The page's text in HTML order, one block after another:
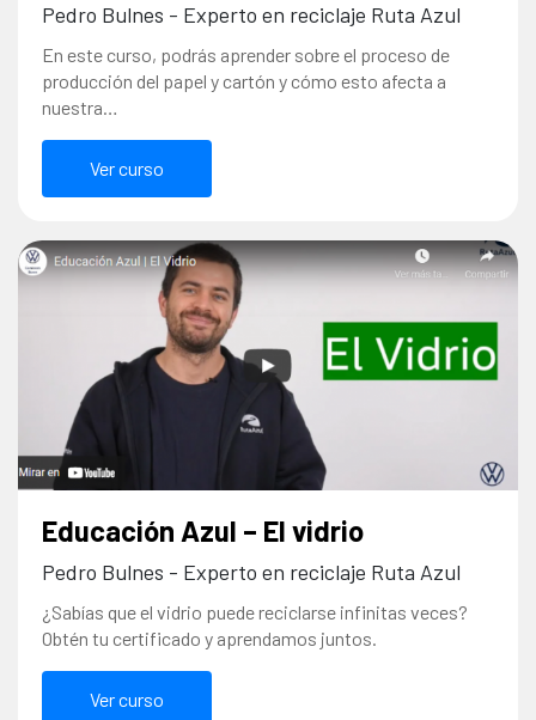
Pedro Bulnes - Experto en reciclaje Ruta Azul
En este curso, podrás aprender sobre el proceso de
producción del papel y cartón y cómo esto afecta a
nuestra…
Ver curso
Educación Azul – El vidrio
Pedro Bulnes - Experto en reciclaje Ruta Azul
¿Sabías que el vidrio puede reciclarse infinitas veces?
Obtén tu certificado y aprendamos juntos.
Ver curso